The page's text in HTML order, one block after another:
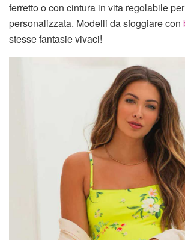
ferretto o con cintura in vita regolabile
personalizzata. Modelli da sfoggiare con
stesse fantasie vivaci!